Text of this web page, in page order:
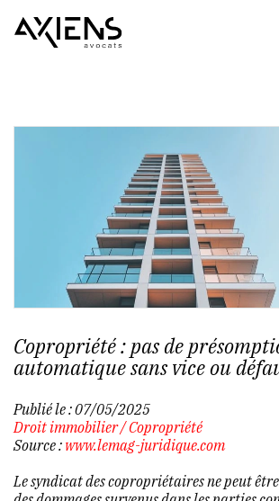
Copropriété : pas de
automatique sans vice ou
Publié le :07/05/2025
Droit immobilier/Copropriété
Source : www.lemag-juridique.com
Le syndicat des copropriétaires ne peut